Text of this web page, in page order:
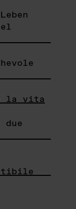
la vita
due